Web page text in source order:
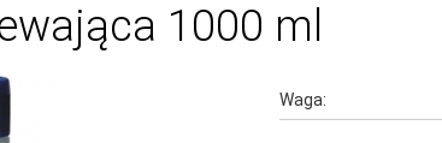
1000 ml
Waga: